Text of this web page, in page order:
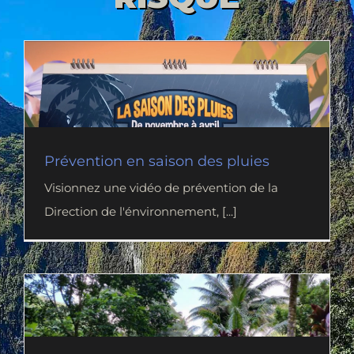
Prévention en saison des pluies
Visionnez une vidéo de prévention de la
Direction de l'énvironnement, [...]